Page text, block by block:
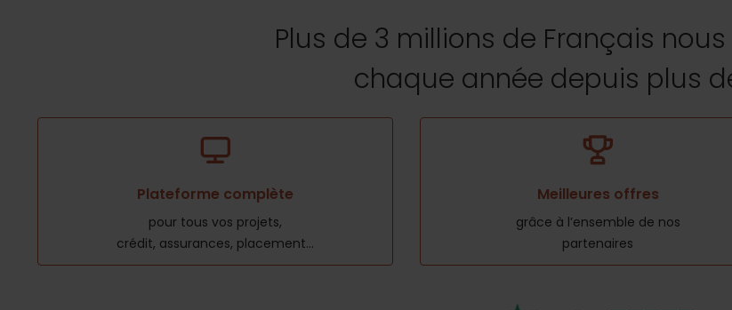
Plus de 3 millions de Français
chaque année depuis plus
Plateforme complète
pour tous vos projets,
crédit, assurances, placement...
Meilleures offres
grâce à l’ensemble de nos
partenaires